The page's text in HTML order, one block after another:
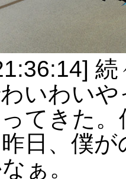
いわいや
てきた
日、僕が
ぁ。